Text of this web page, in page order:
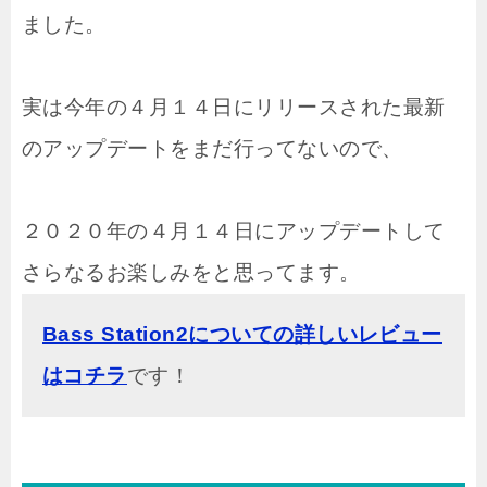
ました。
実は今年の４月１４日にリリースされた最新
のアップデートをまだ行ってないので、
２０２０年の４月１４日にアップデートして
さらなるお楽しみをと思ってます。
Bass Station2についての詳しいレビュー
はコチラです！